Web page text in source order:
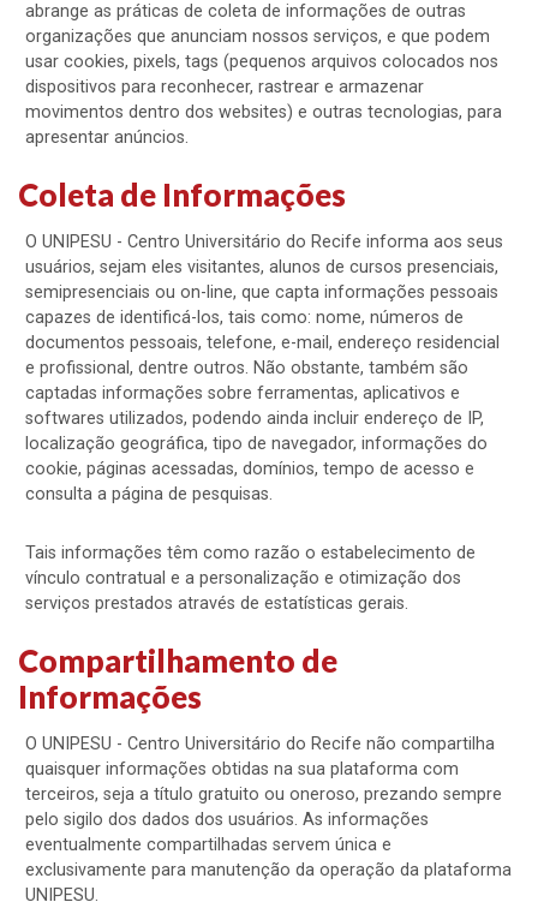
abrange as práticas de coleta de informações de outras
organizações que anunciam nossos serviços, e que podem
usar cookies, pixels, tags (pequenos arquivos colocados nos
dispositivos para reconhecer, rastrear e armazenar
movimentos dentro dos websites) e outras tecnologias, para
apresentar anúncios.
Coleta de Informações
O UNIPESU - Centro Universitário do Recife informa aos seus
usuários, sejam eles visitantes, alunos de cursos presenciais,
semipresenciais ou on-line, que capta informações pessoais
capazes de identificá-los, tais como: nome, números de
documentos pessoais, telefone, e-mail, endereço residencial
e profissional, dentre outros. Não obstante, também são
captadas informações sobre ferramentas, aplicativos e
softwares utilizados, podendo ainda incluir endereço de IP,
localização geográfica, tipo de navegador, informações do
cookie, páginas acessadas, domínios, tempo de acesso e
consulta a página de pesquisas.
Tais informações têm como razão o estabelecimento de
vínculo contratual e a personalização e otimização dos
serviços prestados através de estatísticas gerais.
Compartilhamento de
Informações
O UNIPESU - Centro Universitário do Recife não compartilha
quaisquer informações obtidas na sua plataforma com
terceiros, seja a título gratuito ou oneroso, prezando sempre
pelo sigilo dos dados dos usuários. As informações
eventualmente compartilhadas servem única e
exclusivamente para manutenção da operação da plataforma
UNIPESU.